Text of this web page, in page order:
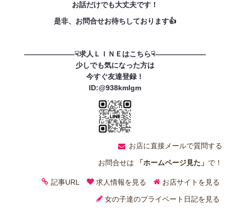
お話だけでも大丈夫です！
是非、お問合せお待ちしております👍
———————☟求人ＬＩＮＥはこちら☟———————
少しでも気になった方は
今すぐ友達登録！
ID:@938kmlgm
お店に直接メールで質問する
お問合せは
「ホームページ見た」 で！
記事URL 求人情報を見る お店サイトを見る
女の子達のプライベート日記を見る